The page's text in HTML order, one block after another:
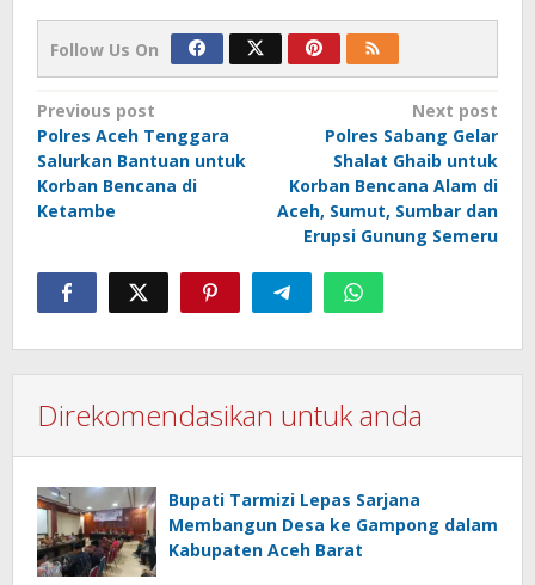
Follow Us On
Post
navigation
Previous post
Polres Aceh Tenggara
Salurkan Bantuan untuk
Korban Bencana di
Ketambe
Next post
Polres Sabang Gelar
Shalat Ghaib untuk
Korban Bencana Alam di
Aceh, Sumut, Sumbar dan
Erupsi Gunung Semeru
Direkomendasikan untuk anda
Bupati Tarmizi Lepas Sarjana
Membangun Desa ke Gampong dalam
Kabupaten Aceh Barat